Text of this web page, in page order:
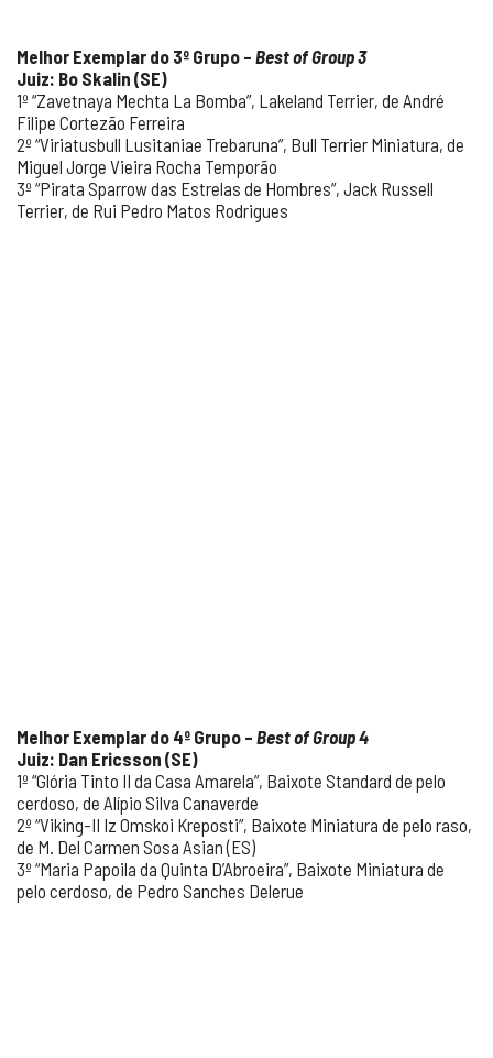
Melhor Exemplar do 3º Grupo – Best of Group 3
Juiz: Bo Skalin (SE)
1º “Zavetnaya Mechta La Bomba”, Lakeland Terrier, de André
Filipe Cortezão Ferreira
2º “Viriatusbull Lusitaniae Trebaruna”, Bull Terrier Miniatura, de
Miguel Jorge Vieira Rocha Temporão
3º “Pirata Sparrow das Estrelas de Hombres”, Jack Russell
Terrier, de Rui Pedro Matos Rodrigues
Melhor Exemplar do 4º Grupo – Best of Group 4
Juiz: Dan Ericsson (SE)
1º “Glória Tinto II da Casa Amarela”, Baixote Standard de pelo
cerdoso, de Alípio Silva Canaverde
2º “Viking-II Iz Omskoi Kreposti”, Baixote Miniatura de pelo raso,
de M. Del Carmen Sosa Asian (ES)
3º “Maria Papoila da Quinta D’Abroeira”, Baixote Miniatura de
pelo cerdoso, de Pedro Sanches Delerue